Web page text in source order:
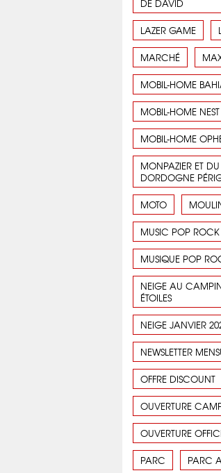
DE DAVID
LAZER GAME
MARCHÉ
MOBIL-HOME
MOBIL-HOME
MOBIL-HOME
MONPAZIER ET
DORDOGNE
MOTO
MUSIC POP ROCK
MUSIQUE POP
NEIGE AU
ÉTOILES
NEIGE JANVIER
NEWSLETTER
OFFRE DISCOUNT
OUVERTURE
OUVERTURE
PARC PARC